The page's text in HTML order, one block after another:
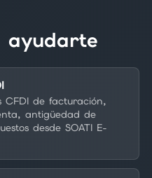
ayudarte
CFDI de facturación,
antigüedad de
desde SOATI E-